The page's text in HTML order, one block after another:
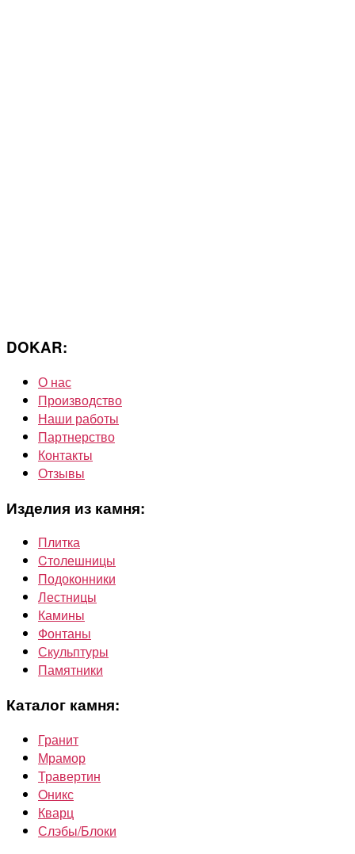
DOKAR:
О нас
Производство
Наши работы
Партнерство
Контакты
Отзывы
Изделия из камня:
Плитка
Cтолешницы
Подоконники
Лестницы
Камины
Фонтаны
Скульптуры
Памятники
Каталог камня:
Гранит
Мрамор
Травертин
Oникс
Кварц
Слэбы/Блоки